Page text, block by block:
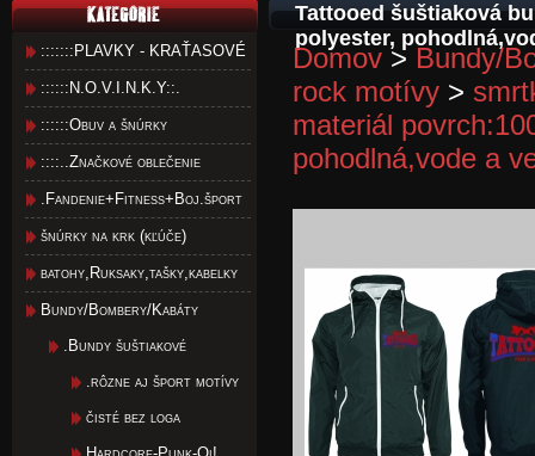
:::::::PLAVKY - KRAŤASOVÉ
::::::N.O.V.I.N.K.Y::.
::::::Obuv a šnúrky
::::..Značkové oblečenie
.Fandenie+Fitness+Boj.šport
šnúrky na krk (kľúče)
batohy,Ruksaky,tašky,kabelky
Bundy/Bombery/Kabáty
.Bundy šuštiakové
.rôzne aj šport motívy
čisté bez loga
Tattooed šuštiaková
polyester,
Domov > Bundy/
rock motívy >
materiál
pohodlná,vode a